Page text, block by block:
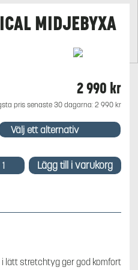
MIDJEBYXA
2 990 kr
pris senaste 30 dagarna: 2 990 kr
Lägg till i varukorg
lätt stretchtyg ger god komfort